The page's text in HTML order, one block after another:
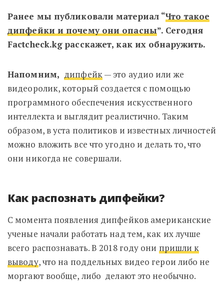
Ранее мы публиковали материал “Что такое
дипфейки и почему они опасны”. Сегодня
Factcheck.kg расскажет, как их обнаружить.
Напомним, дипфейк— это аудио или же
видеоролик, который создается с помощью
программного обеспечения искусственного
интеллекта и выглядит реалистично. Таким
образом, в уста политиков и известных личностей
можно вложить все что угодно и делать то, что
они никогда не совершали.
Как распознать дипфейки?
С момента появления дипфейков американские
ученые начали работать над тем, как их лучше
всего распознавать. В 2018 году они пришли к
выводу, что на поддельных видео герои либо не
моргают вообще, либо делают это необычно.